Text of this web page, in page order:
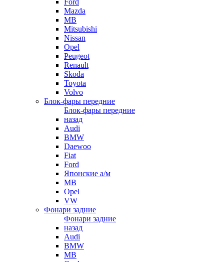
Ford
Mazda
MB
Mitsubishi
Nissan
Opel
Peugeot
Renault
Skoda
Toyota
Volvo
Блок-фары передние
Блок-фары передние
назад
Audi
BMW
Daewoo
Fiat
Ford
Японские а/м
MB
Opel
VW
Фонари задние
Фонари задние
назад
Audi
BMW
MB